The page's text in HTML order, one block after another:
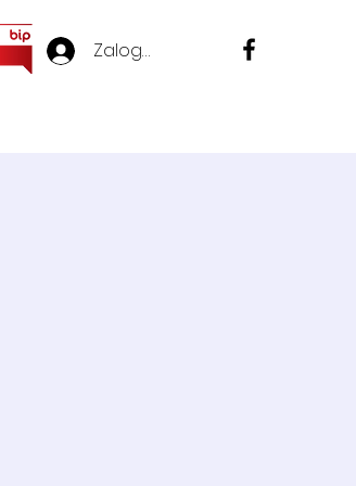
Zaloguj się